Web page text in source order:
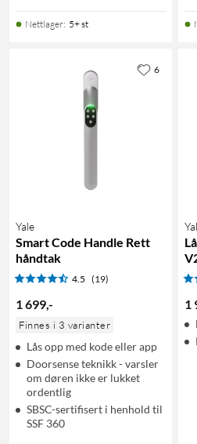
Nettlager: 5+ st
Yale
Smart Code Handle Rett
håndtak
4.5 (19)
1 699,-
Finnes i 3 varianter
Lås opp med kode eller app
Doorsense teknikk - varsler
om døren ikke er lukket
ordentlig
SBSC-sertifisert i henhold til
SSF 360
6
1